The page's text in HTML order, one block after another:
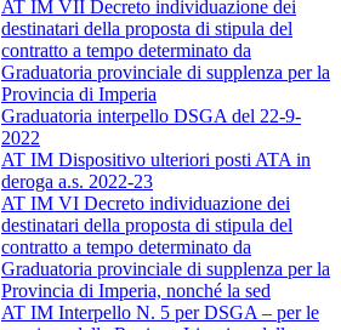
AT IM VII Decreto individuazione dei
destinatari della proposta di stipula del
contratto a tempo determinato da
Graduatoria provinciale di supplenza per la
Provincia di Imperia
Graduatoria interpello DSGA del 22-9-
2022
AT IM Dispositivo ulteriori posti ATA in
deroga a.s. 2022-23
AT IM VI Decreto individuazione dei
destinatari della proposta di stipula del
contratto a tempo determinato da
Graduatoria provinciale di supplenza per la
Provincia di Imperia, nonché la sed
AT IM Interpello N. 5 per DSGA – per le